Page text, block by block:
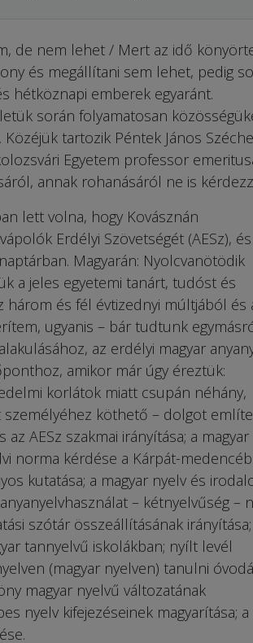
de nem lehet / Mert az idő
és megállítani sem lehet, pedig
hétköznapi emberek egyaránt.
során folyamatosan
tartozik Péntek János
Egyetem professor
annak rohanásáról ne is
lett volna, hogy Kovásznán
Erdélyi Szövetségét (AESz),
Magyarán: Nyolcvanötödik
a jeles egyetemi tanárt, tudóst és
három és fél évtizednyi múltjából és
ugyanis – bár tudtunk
az erdélyi magyar
amikor már úgy éreztük:
korlátok miatt csupán néhány,
köthető – dolgot
AESz szakmai irányítása; a
norma kérdése a Kárpát-
kutatása; a magyar nyelv és
– kétnyelvűség –
szótár összeállításának
tannyelvű iskolákban; nyílt levél
(magyar nyelven) tanulni
magyar nyelvű változatának
nyelv kifejezéseinek magyarítása; a